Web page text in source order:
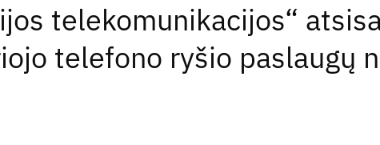
telekomunikacijos“
telefono ryšio paslaugų